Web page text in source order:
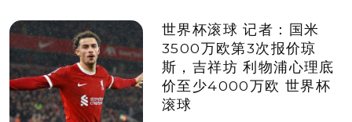
世界杯滚球 记者：国米
3500万欧第3次报价琼
斯，吉祥坊 利物浦心理底
价至少4000万欧 世界杯
滚球